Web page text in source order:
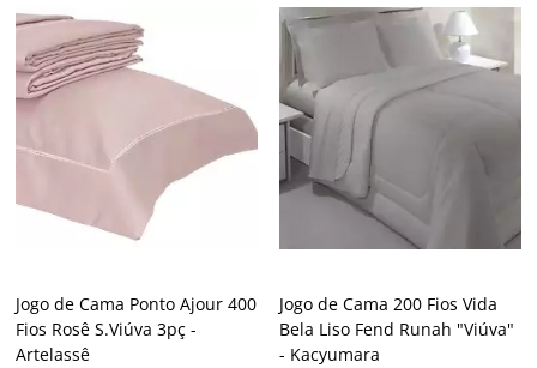
Jogo de Cama Ponto Ajour 400
Fios Rosê S.Viúva 3pç -
Artelassê
Jogo de Cama 200 Fios Vida
Bela Liso Fend Runah "Viúva"
- Kacyumara